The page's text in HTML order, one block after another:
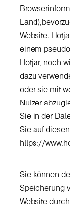
Website.
einem
Hotjar, noch
dazu
oder sie mit
Nutzer
Sie in der
Sie auf
https://
Sie können
Speicherung
Website